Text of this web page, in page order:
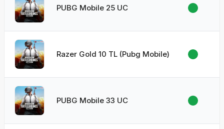
PUBG Mobile 25 UC
Razer Gold 10 TL (Pubg Mobile)
PUBG Mobile 33 UC